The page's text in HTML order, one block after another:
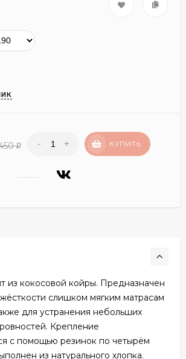
₽ - + КУПИТЬ
из кокосовой койры. Предназначен
слишком мягким матрасам
для устранения небольших
Крепление
с помощью резинок по четырём
из натурального хлопка.